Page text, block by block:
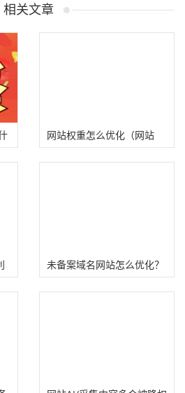
相关文章
网站权重怎么优化（网站
SEO获取流量的方法）
未备案域名网站怎么优化？
没有备案做出流量权重站